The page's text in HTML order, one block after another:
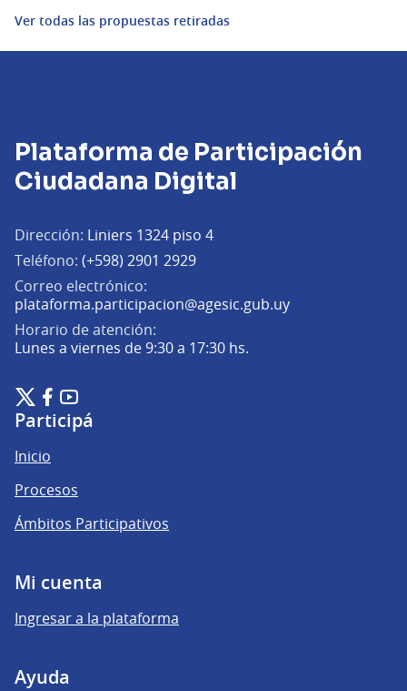
Ver todas las propuestas retiradas
Plataforma de Participación
Ciudadana Digital
Dirección: Liniers 1324 piso 4
Teléfono: (+598) 2901 2929
Correo electrónico:
plataforma.participacion@agesic.gub.uy(Abrir en una
Horario de atención:
Lunes a viernes de 9:30 a 17:30 hs.
Plataforma de Participación Ciudadana Digital en X
(Enlace externo)
Plataforma de Participación Ciudadana Digital en Facebook
(Enlace externo)
Plataforma de Participación Ciudadana Digital en
(Enlace externo)
Participá
Inicio
Procesos
Ámbitos Participativos
Mi cuenta
Ingresar a la plataforma
Ayuda